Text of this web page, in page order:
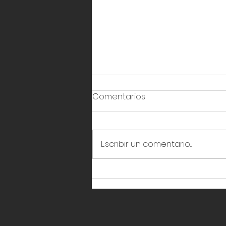
Queda inaugurado por
Román Cepeda, el Giro
Comentarios
Escribir un comentario...